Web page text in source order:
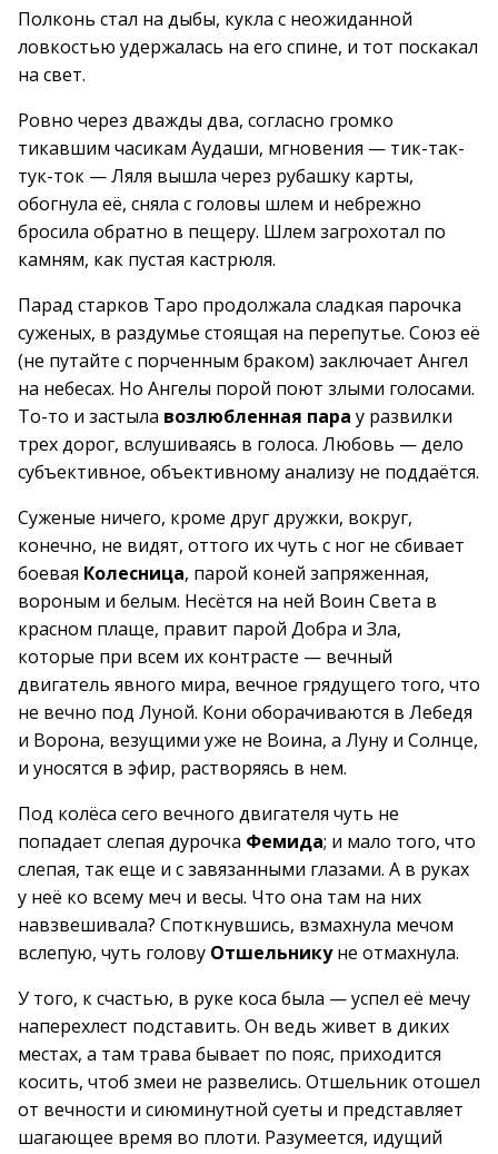
Полконь стал на дыбы, кукла с неожиданной
ловкостью удержалась на его спине, и тот поскакал
на свет.
Ровно через дважды два, согласно громко
тикавшим часикам Аудаши, мгновения — тик-так-
тук-ток — Ляля вышла через рубашку карты,
обогнула её, сняла с головы шлем и небрежно
бросила обратно в пещеру. Шлем загрохотал по
камням, как пустая кастрюля.
Парад старков Таро продолжала сладкая парочка
суженых, в раздумье стоящая на перепутье. Союз её
(не путайте с порченным браком) заключает Ангел
на небесах. Но Ангелы порой поют злыми голосами.
То-то и застыла возлюбленная пара у развилки
трех дорог, вслушиваясь в голоса. Любовь — дело
субъективное, объективному анализу не поддаётся.
Суженые ничего, кроме друг дружки, вокруг,
конечно, не видят, оттого их чуть с ног не сбивает
боевая Колесница, парой коней запряженная,
вороным и белым. Несётся на ней Воин Света в
красном плаще, правит парой Добра и Зла,
которые при всем их контрасте — вечный
двигатель явного мира, вечное грядущего того, что
не вечно под Луной. Кони оборачиваются в Лебедя
и Ворона, везущими уже не Воина, а Луну и Солнце,
и уносятся в эфир, растворяясь в нем.
Под колёса сего вечного двигателя чуть не
попадает слепая дурочка Фемида; и мало того, что
слепая, так еще и с завязанными глазами. А в руках
у неё ко всему меч и весы. Что она там на них
навзвешивала? Споткнувшись, взмахнула мечом
вслепую, чуть голову Отшельникуне отмахнула.
У того, к счастью, в руке коса была — успел её мечу
наперехлест подставить. Он ведь живет в диких
местах, а там трава бывает по пояс, приходится
косить, чтоб змеи не развелись. Отшельник отошел
от вечности и сиюминутной суеты и представляет
шагающее время во плоти. Разумеется, идущий